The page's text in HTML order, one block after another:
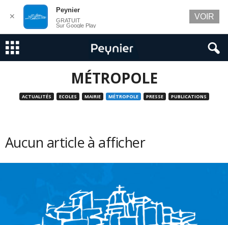
MÉTROPOLE
ACTUALITÉS ECOLES MAIRIE MÉTROPOLE PRESSE PUBLICATIONS
Aucun article à afficher
✕
Peynier
GRATUIT
Sur Google Play
VOIR